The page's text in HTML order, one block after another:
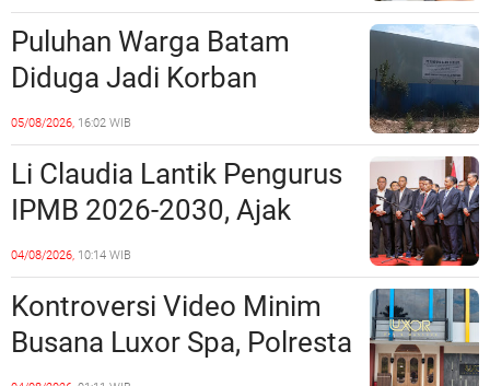
Ketentuan Peraturan
Perundang-undangan
Puluhan Warga Batam
Diduga Jadi Korban
Penipuan Kavling Hingga
Miliaran Rupiah, Laporan ke
Polda Kepri Jalan di
Tempat?
05/08/2026, 16:02 WIB
Li Claudia Lantik Pengurus
IPMB 2026-2030, Ajak
Perkuat Kerukunan dan
Sinergi dengan Pemko
Batam
04/08/2026, 10:14 WIB
Kontroversi Video Minim
Busana Luxor Spa, Polresta
Barelang Usut Tuntas